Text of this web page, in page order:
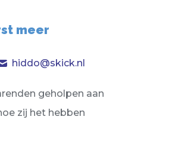
meer
hiddo@skick.nl
geholpen aan
zij het hebben